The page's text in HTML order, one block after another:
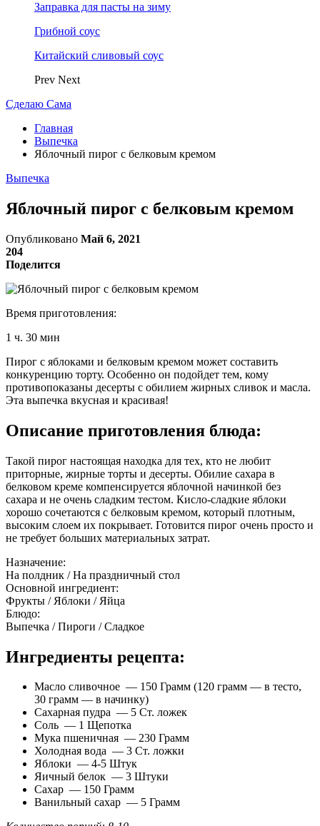
Заправка для пасты на зиму
Грибной соус
Китайский сливовый соус
Prev Next
Сделаю Сама
Главная
Выпечка
Яблочный пирог с белковым кремом
Выпечка
Яблочный пирог с белковым кремом
Опубликовано Май 6, 2021
204
Поделится
Время приготовления:
1 ч. 30 мин
Пирог с яблоками и белковым кремом может составить
конкуренцию торту. Особенно он подойдет тем, кому
противопоказаны десерты с обилием жирных сливок и масла.
Эта выпечка вкусная и красивая!
Описание приготовления блюда:
Такой пирог настоящая находка для тех, кто не любит
приторные, жирные торты и десерты. Обилие сахара в
белковом креме компенсируется яблочной начинкой без
сахара и не очень сладким тестом. Кисло-сладкие яблоки
хорошо сочетаются с белковым кремом, который плотным,
высоким слоем их покрывает. Готовится пирог очень просто и
не требует больших материальных затрат.
Назначение:
На полдник / На праздничный стол
Основной ингредиент:
Фрукты / Яблоки / Яйца
Блюдо:
Выпечка / Пироги / Сладкое
Ингредиенты рецепта:
Масло сливочное — 150 Грамм (120 грамм — в тесто,
30 грамм — в начинку)
Сахарная пудра — 5 Ст. ложек
Соль — 1 Щепотка
Мука пшеничная — 230 Грамм
Холодная вода — 3 Ст. ложки
Яблоки — 4-5 Штук
Яичный белок — 3 Штуки
Сахар — 150 Грамм
Ванильный сахар — 5 Грамм